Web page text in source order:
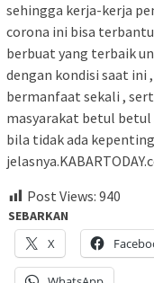
sehingga kerja-kerja
corona ini bisa
berbuat yang terbaik
dengan kondisi saat ini
bermanfaat sekali ,
masyarakat betul betul
bila tidak ada
Post Views: 940
SEBARKAN
X